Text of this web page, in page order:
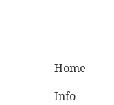
Home
Info